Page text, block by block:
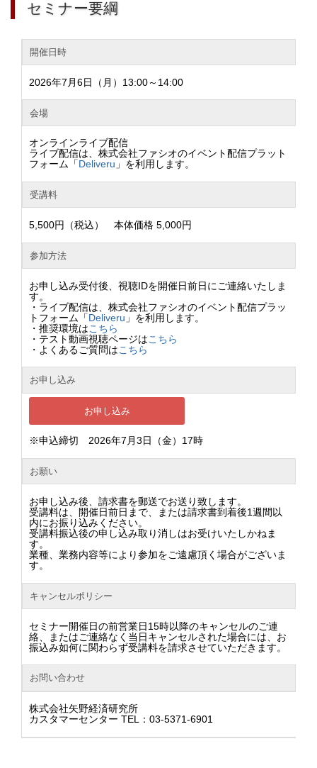
セミナー要綱
開催日時
2026年7月6日（月）13:00～14:00
会場
オンラインライブ配信
ライブ配信は、株式会社ファシオのイベント配信プラット
フォーム「Deliveru 」を利用します。
受講料
5,500円（税込） 本体価格 5,000円
参加方法
お申し込み受付後、視聴IDを開催日前日にご連絡いたしま
す。
・ライブ配信は、株式会社ファシオのイベント配信プラッ
トフォーム「Deliveru 」を利用します。
・推奨環境はこちら
・テスト動画視聴ページはこちら
・よくあるご質問はこちら
お申し込み
お申し込み
※申込締切 2026年7月3日（金）17時
お願い
お申し込み後、請求書を郵送でお送り致します。
受講料は、開催日前日まで、または請求書到着後1週間以
内にお振り込みください。
受講料振込後の申し込み取り消しはお受けいたしかねま
す。
業種、業務内容等により参加をご遠慮頂く場合がございま
す。
キャンセルポリシー
セミナー開催日の前営業日15時以降のキャンセルのご連
絡、またはご連絡なく当日キャンセルされた場合には、お
振込み如何に関わらず受講料を請求させていただきます。
お問い合わせ
株式会社矢野経済研究所
カスタマーセンター TEL：03-5371-6901